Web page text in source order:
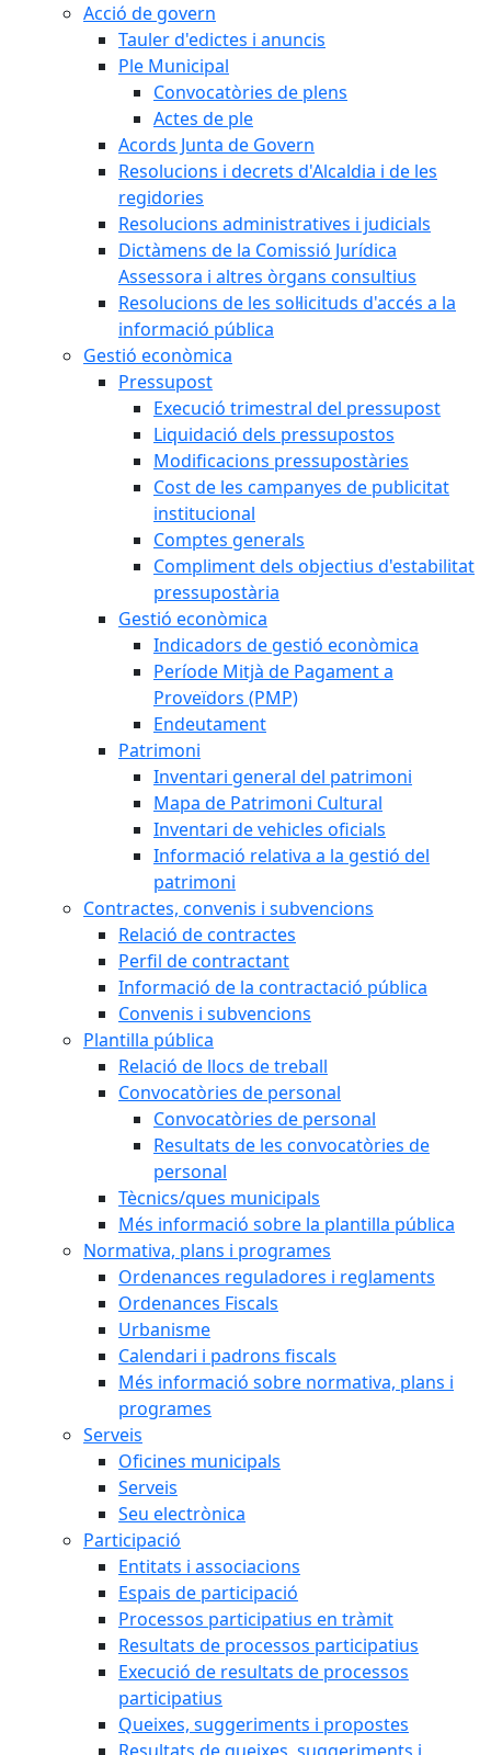
Acció de govern
Tauler d'edictes i anuncis
Ple Municipal
Convocatòries de plens
Actes de ple
Acords Junta de Govern
Resolucions i decrets d'Alcaldia i de les
regidories
Resolucions administratives i judicials
Dictàmens de la Comissió Jurídica
Assessora i altres òrgans consultius
Resolucions de les sol·licituds d'accés a la
informació pública
Gestió econòmica
Pressupost
Execució trimestral del pressupost
Liquidació dels pressupostos
Modificacions pressupostàries
Cost de les campanyes de publicitat
institucional
Comptes generals
Compliment dels objectius d'estabilitat
pressupostària
Gestió econòmica
Indicadors de gestió econòmica
Període Mitjà de Pagament a
Proveïdors (PMP)
Endeutament
Patrimoni
Inventari general del patrimoni
Mapa de Patrimoni Cultural
Inventari de vehicles oficials
Informació relativa a la gestió del
patrimoni
Contractes, convenis i subvencions
Relació de contractes
Perfil de contractant
Informació de la contractació pública
Convenis i subvencions
Plantilla pública
Relació de llocs de treball
Convocatòries de personal
Convocatòries de personal
Resultats de les convocatòries de
personal
Tècnics/ques municipals
Més informació sobre la plantilla pública
Normativa, plans i programes
Ordenances reguladores i reglaments
Ordenances Fiscals
Urbanisme
Calendari i padrons fiscals
Més informació sobre normativa, plans i
programes
Serveis
Oficines municipals
Serveis
Seu electrònica
Participació
Entitats i associacions
Espais de participació
Processos participatius en tràmit
Resultats de processos participatius
Execució de resultats de processos
participatius
Queixes, suggeriments i propostes